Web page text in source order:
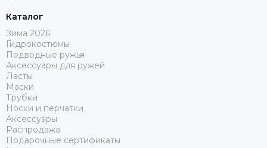
Каталог
Зима 2026
Гидрокостюмы
Подводные ружья
Аксессуары для ружей
Ласты
Маски
Трубки
Носки и перчатки
Аксессуары
Распродажа
Подарочные сертификаты